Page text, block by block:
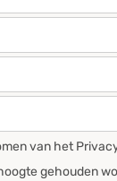
van het
gehouden